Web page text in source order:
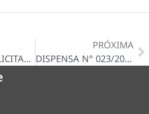
DISPENSA DE LICITAÇÃO Nº 022/2024-D – CERTIDÃO/DECISÃO
PRÓXIMA
DISPENSA N° 023/2024-D